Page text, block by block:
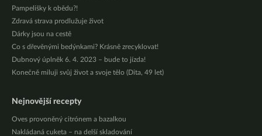
Pampelišky k obědu?!
Zdravá strava prodlužuje život
Dárky jsou na cestě
Co s dřevěnými bedýnkami? Krásně zrecyklovat!
Dubnový úplněk 6. 4. 2023 – bude to jízda!
Konečně miluji svůj život a svoje tělo (Dita, 49 let)
Nejnovější recepty
Oves provoněný citrónem a bazalkou
Nakládaná cuketa – na delší skladování